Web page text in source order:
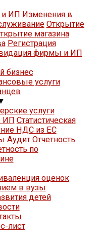
ИП Изменения в
Открытие
магазина
Регистрация
фирмы и ИП
бизнес
услуги
услуги
ИП Статистическая
НДС из ЕС
Аудит Отчетность
по
оценок
в вузы
детей
лист